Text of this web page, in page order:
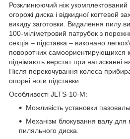
Розклинюючий ніж
огорожі диска і відкидної когтевой
викиду заготовки. Видалення пилу
100-міліметровий патрубок з
секція – підставка – виконано
поворотних самоориентирующихся
піднімають верстат при натисканні
Після перекочування колеса
опорні ноги підставки.
Особливості JLTS-10-M:
Можливість установки
Механізм блокування валу для
пиляльного диска.